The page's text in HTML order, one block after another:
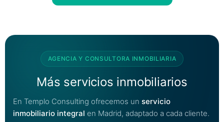
AGENCIA Y CONSULTORA INMOBILIARIA
Más servicios inmobiliarios
En Templo Consulting ofrecemos un servicio
inmobiliario integral en Madrid, adaptado a cada cliente.